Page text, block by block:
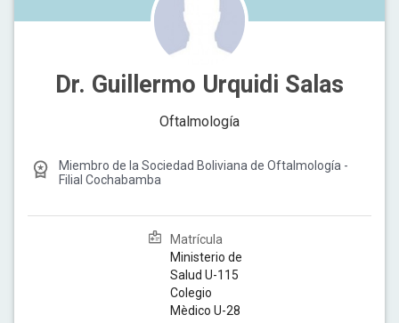
Dr. Guillermo Urquidi Salas
Oftalmología
Miembro de la Sociedad Boliviana de Oftalmología -
Filial Cochabamba
Matrícula
Ministerio de
Salud U-115
Colegio
Mèdico U-28